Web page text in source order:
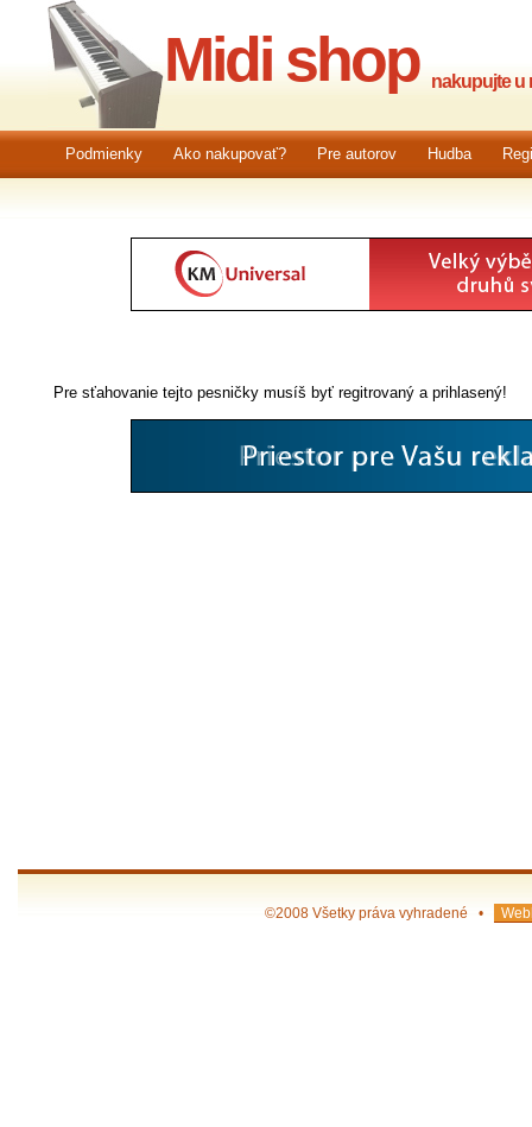
Midi shop nakupujte u
Podmienky Ako nakupovať? Pre autorov Hudba
Pre sťahovanie tejto pesničky musíš byť regitrovaný a prihlasený!
©2008 Všetky práva vyhradené •